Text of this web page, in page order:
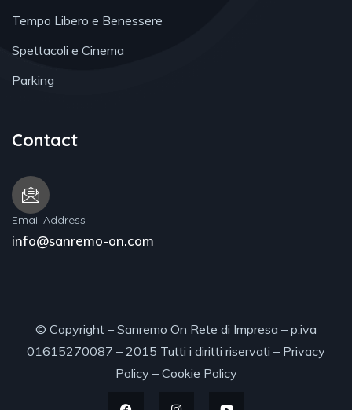
Tempo Libero e Benessere
Spettacoli e Cinema
Parking
Contact
Email Address
info@sanremo-on.com
© Copyright – Sanremo On Rete di Impresa – p.iva
01615270087 – 2015 Tutti i diritti riservati – Privacy
Policy – Cookie Policy